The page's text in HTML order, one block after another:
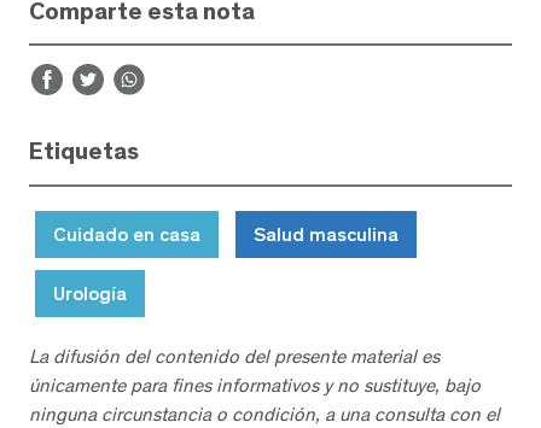
Comparte esta nota
Etiquetas
Cuidado en casa Salud masculina
Urología
La difusión del contenido del presente material es
únicamente para fines informativos y no sustituye, bajo
ninguna circunstancia o condición, a una consulta con el